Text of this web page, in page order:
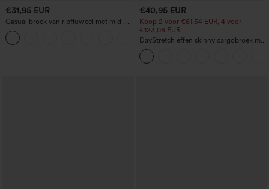
€31,95 EUR
Casual broek van ribfluweel met mid-
rise taille en zak met rits
+7
€40,95 EUR
Koop 2 voor €61,54 EUR, 4 voor
€123,08 EUR
DayStretch effen skinny cargobroek met
hoge taille en ritszakken